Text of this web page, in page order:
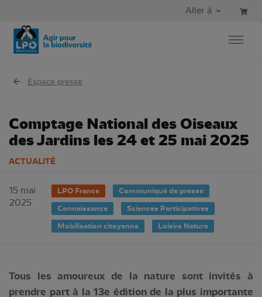
Aller au menu principal
Aller à
Espace presse
Comptage National des Oiseaux
des Jardins les 24 et 25 mai 2025
ACTUALITÉ
15 mai
2025
LPO France
Communiqué de presse
Connaissance
Sciences Participatives
Mobilisation citoyenne
Loisirs Nature
Tous les amoureux de la nature sont invités à
prendre part à la 13e édition de la plus importante